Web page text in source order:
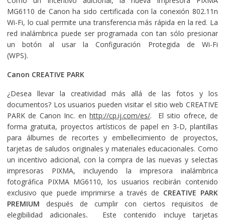
MG6110 de Canon ha sido certificada con la conexión 802.11n
Wi-Fi, lo cual permite una transferencia más rápida en la red. La
red inalámbrica puede ser programada con tan sólo presionar
un botón al usar la Configuración Protegida de Wi-Fi
(WPS).
Canon CREATIVE PARK
¿Desea llevar la creatividad más allá de las fotos y los
documentos? Los usuarios pueden visitar el sitio web CREATIVE
PARK de Canon Inc. en http://cp.ij.com/es/. El sitio ofrece, de
forma gratuita, proyectos artísticos de papel en 3-D, plantillas
para álbumes de recortes y embellecimiento de proyectos,
tarjetas de saludos originales y materiales educacionales. Como
un incentivo adicional, con la compra de las nuevas y selectas
impresoras PIXMA, incluyendo la impresora inalámbrica
fotográfica PIXMA MG6110, los usuarios recibirán contenido
exclusivo que puede imprimirse a través de CREATIVE PARK
PREMIUM después de cumplir con ciertos requisitos de
elegibilidad adicionales. Este contenido incluye tarjetas